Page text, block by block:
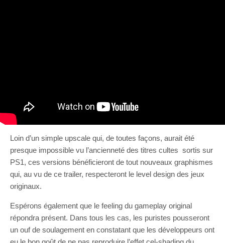
Loin d’un simple upscale qui, de toutes façons, aurait été
presque impossible vu l’ancienneté des titres cultes sortis sur
PS1, ces versions bénéficieront de tout nouveaux graphismes
qui, au vu de ce trailer, respecteront le level design des jeux
originaux.
Espérons également que le feeling du gameplay original
répondra présent. Dans tous les cas, les puristes pousseront
un ouf de soulagement en constatant que les développeurs ont